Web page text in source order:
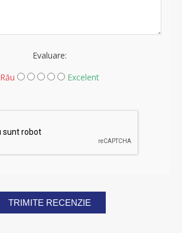
Evaluare:
Rău
Excelent
TRIMITE RECENZIE